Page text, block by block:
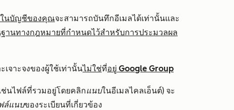
ในบัญชีของคุณจะสามารถบันทึกอีเมลได้เท่านั้นและ
านทางกฎหมายที่กำหนดไว้สำหรับการประมวลผล
จาะจงของผู้ใช้เท่านั้นไม่ใช่ที่อยู่ Google Group
นไฟล์ที่รวมอยู่โดยคลิกแนบในอีเมลไคลเอ็นต์) จะ
ล์แนบของระเบียนที่เกี่ยวข้อง